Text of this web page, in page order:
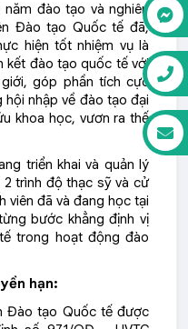
đào tạo và nghiên
Đào tạo Quốc tế đã,
hiện tốt nhiệm vụ là
kết đào tạo quốc tế với
góp phần tích cực
nhập về đào tạo đại
khoa học, vươn ra thế
triển khai và quản lý
trình độ thạc sỹ và cử
viên đã và đang học tại
bước khẳng định vị
trong hoạt động đào
hạn:
Đào tạo Quốc tế được